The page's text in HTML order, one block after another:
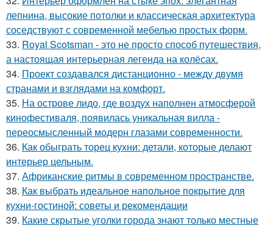
лепнина, высокие потолки и классическая архитектура
соседствуют с современной мебелью простых форм.
33. Royal Scotsman - это не просто способ путешествия,
а настоящая интерьерная легенда на колёсах.
34. Проект создавался дистанционно - между двумя
странами и взглядами на комфорт.
35. На острове лидо, где воздух наполнен атмосферой
кинофестиваля, появилась уникальная вилла -
переосмысленный модерн глазами современности.
36. Как обыграть торец кухни: детали, которые делают
интерьер цельным.
37. Африканские ритмы в современном пространстве.
38. Как выбрать идеальное напольное покрытие для
кухни-гостиной: советы и рекомендации
39. Какие скрытые уголки города знают только местные